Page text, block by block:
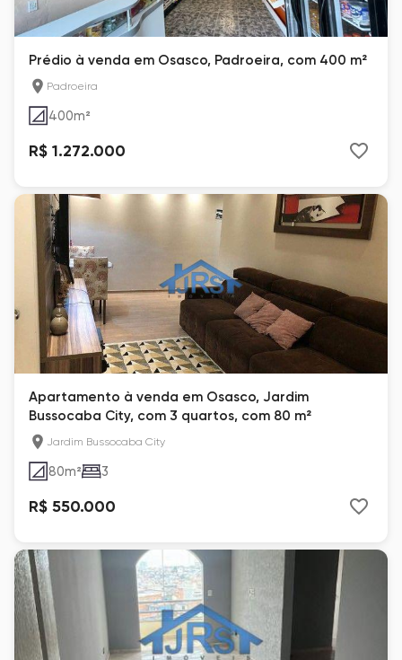
Prédio à venda em Osasco, Padroeira, com 400 m²
Padroeira
400m²
R$ 1.272.000
Apartamento à venda em Osasco, Jardim
Bussocaba City, com 3 quartos, com 80 m²
Jardim Bussocaba City
80m² 3
R$ 550.000